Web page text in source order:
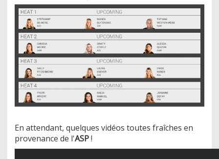
En attendant, quelques vidéos toutes fraîches en
provenance de l'ASP!